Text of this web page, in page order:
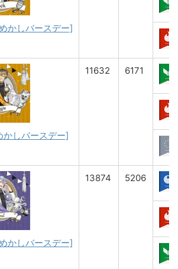
かしバースデー]
かしバースデー]
11632 6171
かしバースデー]
13874 5206